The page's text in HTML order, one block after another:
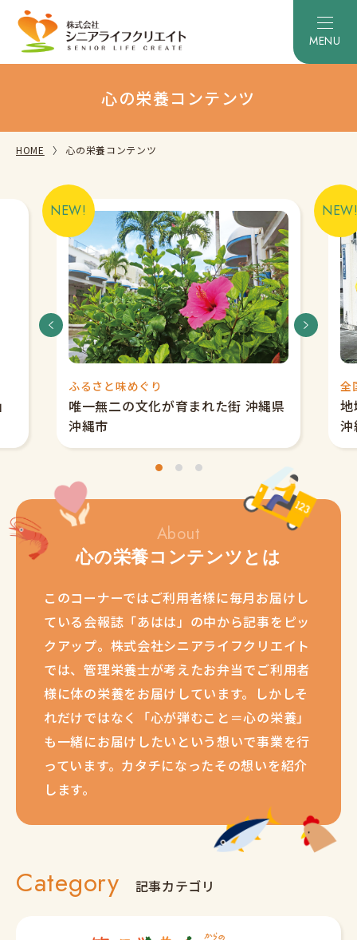
心の栄養コンテンツ
HOME 心の栄養コンテンツ
ふるさと味めぐり
唯一無二の文化が育まれた街 沖縄県
沖縄市
全
地
沖
1 2 3
About
心の栄養コンテンツとは
このコーナーではご利用者様に毎月お届けし
ている会報誌「あはは」の中から記事をピッ
クアップ。株式会社シニアライフクリエイト
では、管理栄養士が考えたお弁当でご利用者
様に体の栄養をお届けしています。しかしそ
れだけではなく「心が弾むこと＝心の栄養」
も一緒にお届けしたいという想いで事業を行
っています。カタチになったその想いを紹介
します。
Category 記事カテゴリ